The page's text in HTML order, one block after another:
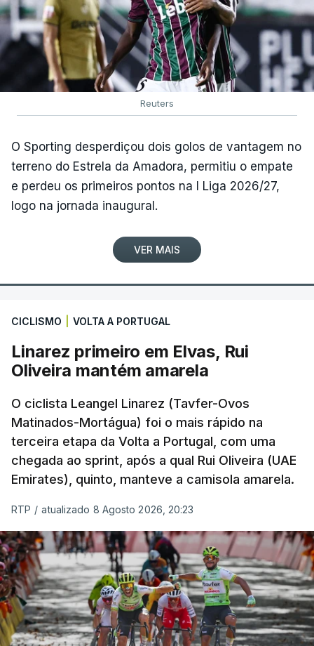
Reuters
O Sporting desperdiçou dois golos de vantagem no
terreno do Estrela da Amadora, permitiu o empate
e perdeu os primeiros pontos na I Liga 2026/27,
logo na jornada inaugural.
VER MAIS
CICLISMO VOLTA A PORTUGAL
Linarez primeiro em Elvas, Rui
Oliveira mantém amarela
O ciclista Leangel Linarez (Tavfer-Ovos
Matinados-Mortágua) foi o mais rápido na
terceira etapa da Volta a Portugal, com uma
chegada ao sprint, após a qual Rui Oliveira (UAE
Emirates), quinto, manteve a camisola amarela.
RTP / atualizado 8 Agosto 2026, 20:23